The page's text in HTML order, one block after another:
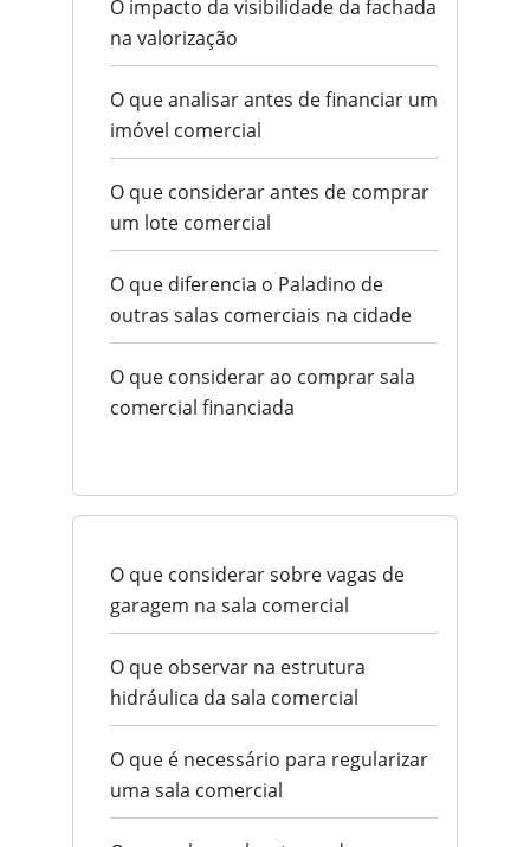
O impacto da visibilidade da fachada
na valorização
O que analisar antes de financiar um
imóvel comercial
O que considerar antes de comprar
um lote comercial
O que diferencia o Paladino de
outras salas comerciais na cidade
O que considerar ao comprar sala
comercial financiada
O que considerar sobre vagas de
garagem na sala comercial
O que observar na estrutura
hidráulica da sala comercial
O que é necessário para regularizar
uma sala comercial